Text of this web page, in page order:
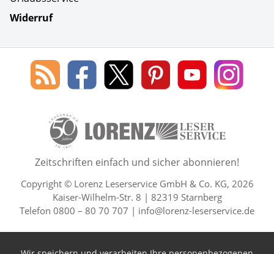
Widerruf
Social Media
Blog
des
Leserservice
Lorenz
Leserservice
Lorenz
Leserservice
Lorenz
Leserservice
Lorenz
Leserservice
Lorenz
50 Lesefreude im Abo Jahre
Zeitschriften einfach und sicher abonnieren!
Copyright © Lorenz Leserservice GmbH & Co. KG, 2026
Kaiser-Wilhelm-Str. 8 | 82319 Starnberg
Telefon 0800 – 80 70 707 | info@lorenz-leserservice.de